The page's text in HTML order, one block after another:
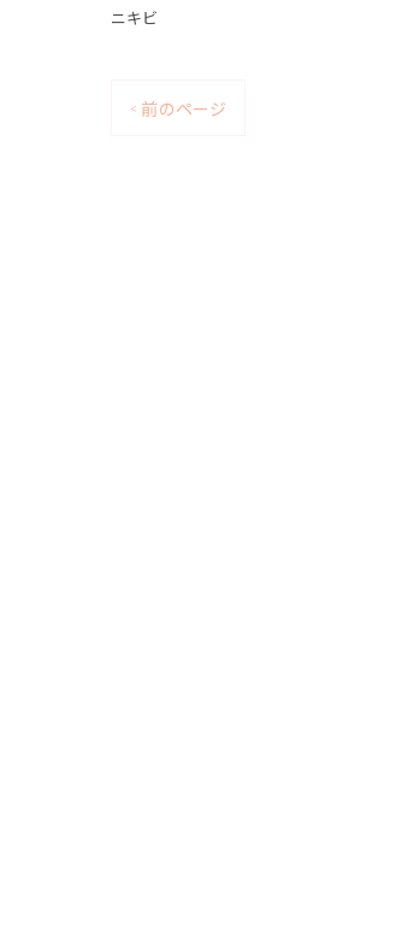
ニキビ
< 前のページ